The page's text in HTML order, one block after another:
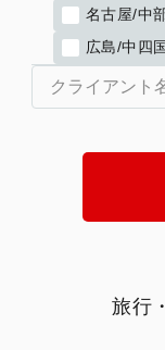
名古屋/中
広島/中四
旅行